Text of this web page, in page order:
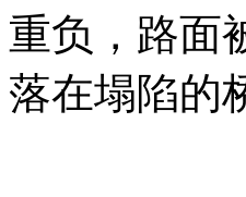
重负，路面
落在塌陷的